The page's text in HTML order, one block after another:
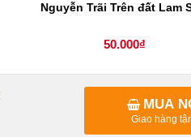
Nguyễn Trãi Trên đất Lam
50.000₫
MUA
Giao hàng